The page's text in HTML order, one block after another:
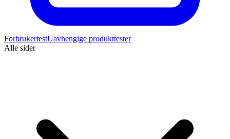
ForbrukertestUavhengige produkttester
Alle sider